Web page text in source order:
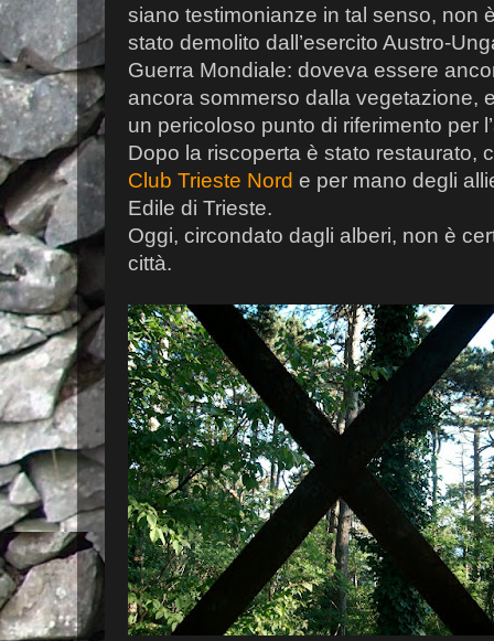
siano testimonianze in tal senso, non
stato demolito dall’esercito Austro-
Guerra Mondiale: doveva essere
ancora sommerso dalla vegetazione,
un pericoloso punto di riferimento per
Dopo la riscoperta è stato restaurato,
Club Trieste Nord e per mano degli
Edile di Trieste.
Oggi, circondato dagli alberi, non è
città.